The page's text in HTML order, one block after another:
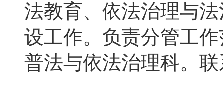
法教育、依法治理与
设工作。负责分管工
普法与依法治理科。